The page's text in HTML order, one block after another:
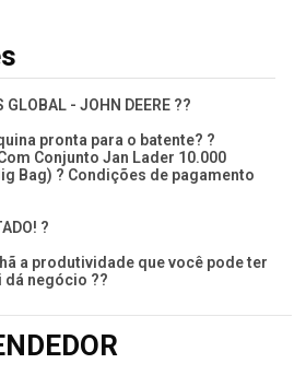
GLOBAL - JOHN DEERE ??
pronta para o batente? ?
Conjunto Jan Lader 10.000
Bag) ? Condições de pagamento
?
a produtividade que você pode ter
dá negócio ??